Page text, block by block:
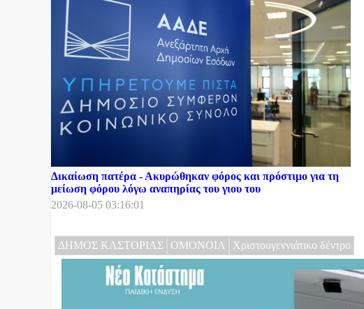
Δικαίωση πατέρα - Ακυρώθηκαν φόρος και πρόστιμο για τη
μείωση φόρου λόγω αναπηρίας του γιου του
2026-08-05 03:16:01
ΔΗΜΟΣ ΚΑΣΤΟΡΙΑΣ ΟΜΟΝΟΙΑ Χριστουγεννιάτικο δέντρο